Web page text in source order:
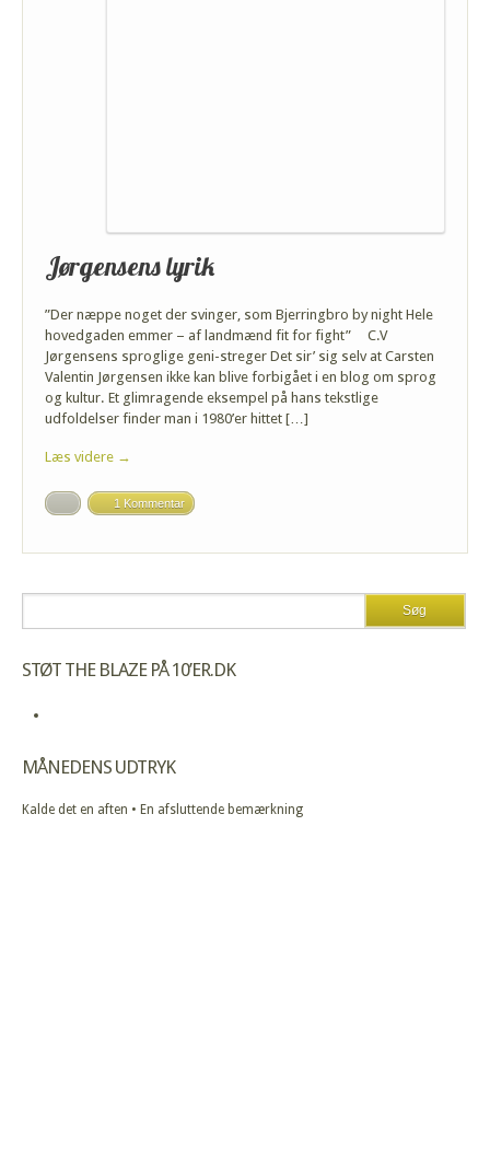
Jørgensens lyrik
”Der næppe noget der svinger, som Bjerringbro by night Hele
hovedgaden emmer – af landmænd fit for fight” C.V
Jørgensens sproglige geni-streger Det sir’ sig selv at Carsten
Valentin Jørgensen ikke kan blive forbigået i en blog om sprog
og kultur. Et glimragende eksempel på hans tekstlige
udfoldelser finder man i 1980’er hittet […]
Læs videre →
1 Kommentar
STØT THE BLAZE PÅ 10’ER.DK
MÅNEDENS UDTRYK
Kalde det en aften • En afsluttende bemærkning